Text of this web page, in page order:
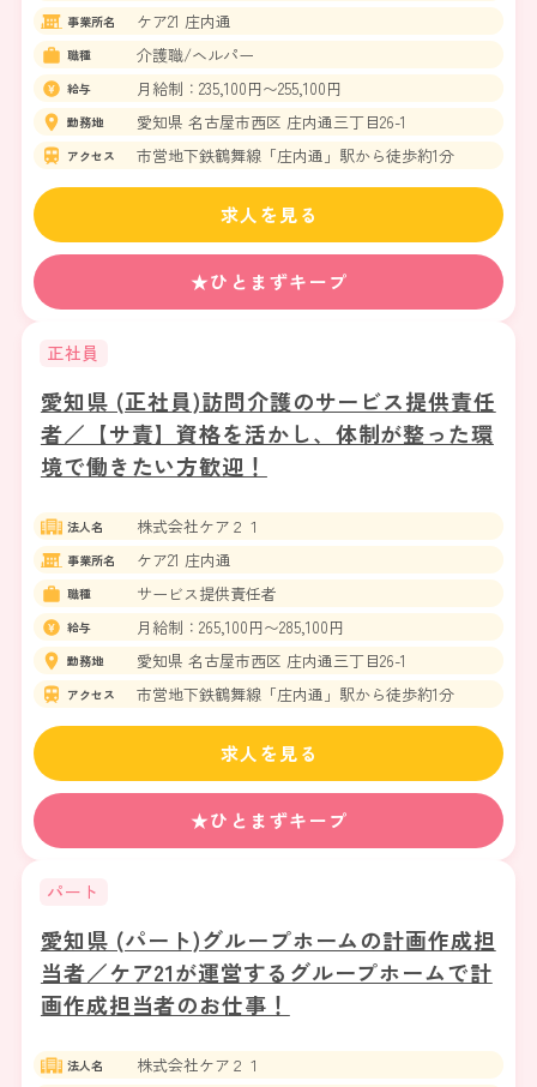
事業所名 ケア21 庄内通
職種 介護職/ヘルパー
給与 月給制：235,100円〜255,100円
勤務地 愛知県 名古屋市西区 庄内通三丁目26-1
アクセス 市営地下鉄鶴舞線「庄内通」駅から徒歩約1分
★ひとまずキープ
求人を見る
正社員
愛知県 (正社員)訪問介護のサービス提供責任
者／【サ責】資格を活かし、体制が整った環
境で働きたい方歓迎！
法人名 株式会社ケア２１
事業所名 ケア21 庄内通
職種 サービス提供責任者
給与 月給制：265,100円〜285,100円
勤務地 愛知県 名古屋市西区 庄内通三丁目26-1
アクセス 市営地下鉄鶴舞線「庄内通」駅から徒歩約1分
★ひとまずキープ
求人を見る
パート
愛知県 (パート)グループホームの計画作成担
当者／ケア21が運営するグループホームで計
画作成担当者のお仕事！
法人名 株式会社ケア２１